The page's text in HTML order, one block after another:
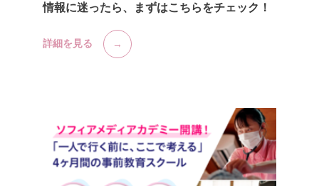
情報に迷ったら、まずはこちらをチェック！
詳細を見る